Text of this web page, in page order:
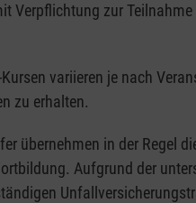
Verpflichtung zur
variieren je nach
zu erhalten.
übernehmen in der Regel
Aufgrund der